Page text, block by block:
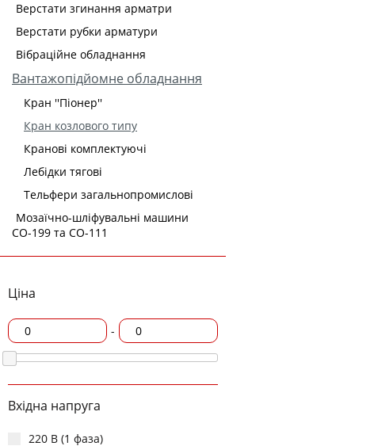
Верстати згинання арматри
Верстати рубки арматури
Вібраційне обладнання
Вантажопідйомне обладнання
Кран ''Піонер''
Кран козлового типу
Кранові комплектуючі
Лебідки тягові
Тельфери загальнопромислові
Мозаїчно-шліфувальні машини
СО-199 та СО-111
Ціна
-
Вхідна напруга
220 В (1 фаза)